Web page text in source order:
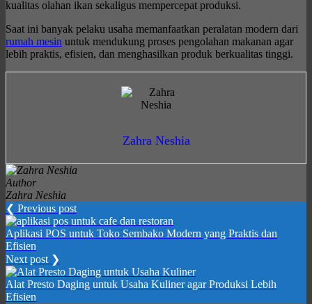
kualitas olahan ikan sekaligus mempercepat produksi.
Saat ini banyak pelaku usaha memanfaatkan peralatan modern dari
rumah mesin untuk mendukung proses pengolahan makanan agar
lebih praktis, efisien, dan menghasilkan produk berkualitas tinggi.
Zahra Neshia
Author
Zahra Neshia
❮ Previous post
Aplikasi POS untuk Toko Sembako Modern yang Praktis dan
Efisien
Next post ❯
Alat Presto Daging untuk Usaha Kuliner agar Produksi Lebih
Efisien